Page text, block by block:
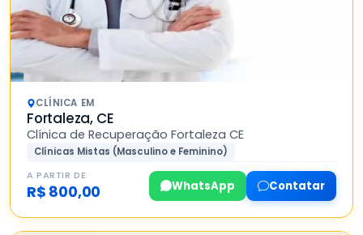
CLÍNICA EM
Fortaleza, CE
Clínica de Recuperação Fortaleza CE
Clínicas Mistas (Masculino e Feminino)
A PARTIR DE
R$ 800,00 WhatsApp Contatar